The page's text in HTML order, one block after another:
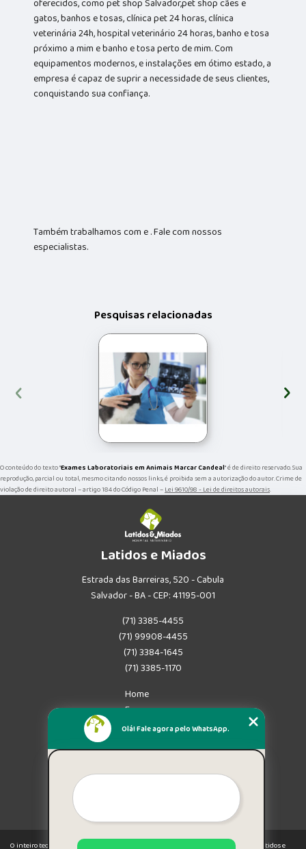
oferecidos, como pet shop Salvador,pet shop cães e
gatos, banhos e tosas, clínica pet 24 horas, clínica
veterinária 24h, hospital veterinário 24 horas, banho e tosa
próximo a mim e banho e tosa perto de mim. Com
equipamentos modernos, e instalações em ótimo estado, a
empresa é capaz de suprir a necessidade de seus clientes,
conquistando sua confiança.
Também trabalhamos com e . Fale com nossos
especialistas.
Pesquisas relacionadas
‹ ›
O conteúdo do texto "Exames Laboratoriais em Animais Marcar Candeal" é de direito reservado. Sua
reprodução, parcial ou total, mesmo citando nossos links, é proibida sem a autorização do autor. Crime de
violação de direito autoral – artigo 184 do Código Penal –Lei 9610/98 - Lei de direitos autorais.
Latidos e Miados
Estrada das Barreiras, 520 - Cabula
Salvador - BA - CEP: 41195-001
(71) 3385-4455
(71) 99908-4455
(71) 3384-1645
(71) 3385-1170
Home
Empresa
Missão
Mapa do site
O inteiro teor deste site está sujeito à proteção de direitos autorais. Copyright© Latidos e
Olá! Fale agora pelo WhatsApp.